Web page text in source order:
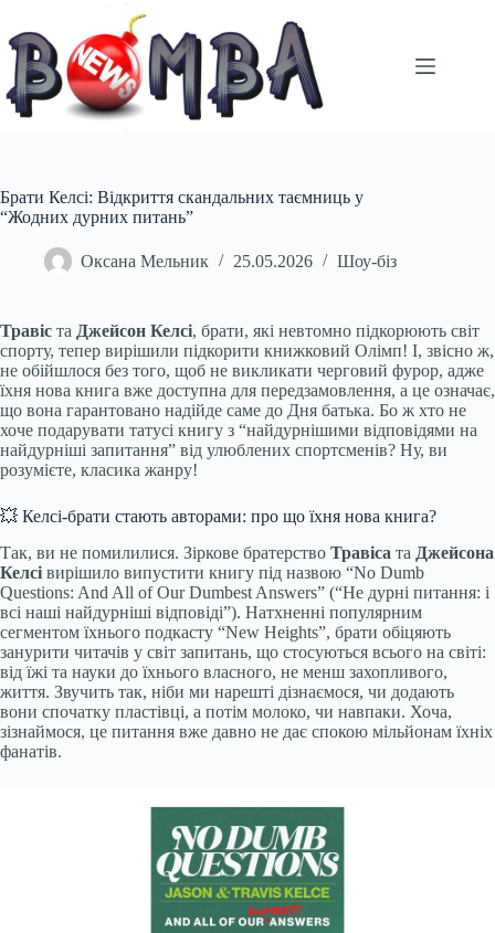
вмісту
Брати Келсі: Відкриття скандальних таємниць у
“Жодних дурних питань”
Оксана Мельник 25.05.2026 Шоу-біз
Травіс та Джейсон Келсі, брати, які невтомно підкорюють світ
спорту, тепер вирішили підкорити книжковий Олімп! І, звісно ж,
не обійшлося без того, щоб не викликати черговий фурор, адже
їхня нова книга вже доступна для передзамовлення, а це означає,
що вона гарантовано надійде саме до Дня батька. Бо ж хто не
хоче подарувати татусі книгу з “найдурнішими відповідями на
найдурніші запитання” від улюблених спортсменів? Ну, ви
розумієте, класика жанру!
💥 Келсі-брати стають авторами: про що їхня нова книга?
Так, ви не помилилися. Зіркове братерство Травіса та Джейсона
Келсі вирішило випустити книгу під назвою “No Dumb
Questions: And All of Our Dumbest Answers” (“Не дурні питання: і
всі наші найдурніші відповіді”). Натхненні популярним
сегментом їхнього подкасту “New Heights”, брати обіцяють
занурити читачів у світ запитань, що стосуються всього на світі:
від їжі та науки до їхнього власного, не менш захопливого,
життя. Звучить так, ніби ми нарешті дізнаємося, чи додають
вони спочатку пластівці, а потім молоко, чи навпаки. Хоча,
зізнаймося, це питання вже давно не дає спокою мільйонам їхніх
фанатів.